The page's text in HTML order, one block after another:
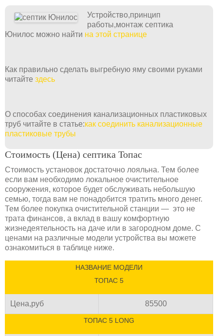
Устройство,принцип
работы,монтаж септика
Юнилос можно найти на этой странице
Как правильно сделать выгребную яму своими руками
читайте здесь
О способах соединения канализационных пластиковых
труб читайте в статье:как соединить канализационные
пластиковые трубы
Стоимость (Цена) септика Топас
Стоимость установок достаточно лояльна. Тем более
если вам необходимо локальное очистительное
сооружения, которое будет обслуживать небольшую
семью, тогда вам не понадобится тратить много денег.
Тем более покупка очистительной станции — это не
трата финансов, а вклад в вашу комфортную
жизнедеятельность на даче или в загородном доме. С
ценами на различные модели устройства вы можете
ознакомиться в таблице ниже.
НАЗВАНИЕ МОДЕЛИ
ТОПАС 5
Цена,руб 85500
ТОПАС 5 LONG